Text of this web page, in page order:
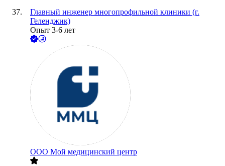
Главный инженер многопрофильной клиники (г.
Геленджик)
Опыт 3-6 лет
ООО Мой медицинский центр